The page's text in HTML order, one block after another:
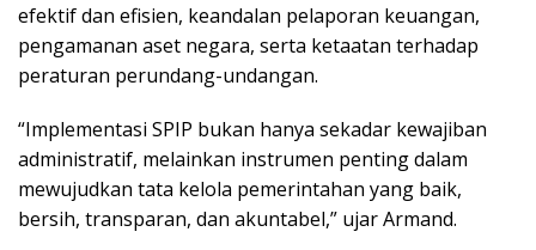
efektif dan efisien, keandalan pelaporan keuangan,
pengamanan aset negara, serta ketaatan terhadap
peraturan perundang-undangan.
“Implementasi SPIP bukan hanya sekadar kewajiban
administratif, melainkan instrumen penting dalam
mewujudkan tata kelola pemerintahan yang baik,
bersih, transparan, dan akuntabel,” ujar Armand.